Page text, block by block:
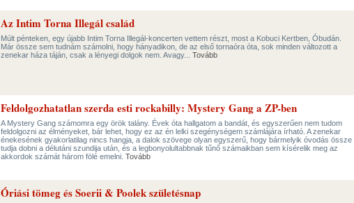
Az Intim Torna Illegál család
Múlt pénteken, egy újabb Intim Torna Illegál-koncerten vettem részt, most a Kobuci Kertben, Óbudán.
Már össze sem tudnám számolni, hogy hányadikon, de az első tornaóra óta, sok minden változott a
zenekar háza táján, csak a lényegi dolgok nem. Avagy... Tovább
Feldolgozhatatlan szerda esti rockabilly: Mystery Gang a ZP-ben
A Mystery Gang számomra egy örök talány. Évek óta hallgatom a bandát, és egyszerűen nem tudom
feldolgozni az élményeket, bár lehet, hogy ez az én lelki szegénységem számlájára írható. A zenekar
énekesének gyakorlatilag nincs hangja, a dalok szövege olyan egyszerű, hogy bármelyik óvodás össze
tudja dobni a délutáni szundija után, és a legbonyolultabbnak tűnő számaikban sem kísérelik meg az
akkordok számát három fölé emelni. Tovább
Óriási tömeg és Soerii & Poolek születésnap